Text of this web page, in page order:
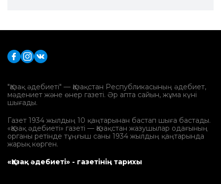
"Қазақ әдебиеті" — Қазақстан Республикасының әдебиет,
мәдениет және өнер газеті. Әр апта сайын, жұма күні
шығады.
Газет 1934 жылдың 10 қаңтарынан бастап шыға бастады.
«Қазақ әдебиеті» газеті — Қазақстан жазушылар одағының
органы ретінде тұңғыш саны 1934 жылдың қаңтарында
жарық көрген.
«Қазақ әдебиеті» - газетінің тарихы